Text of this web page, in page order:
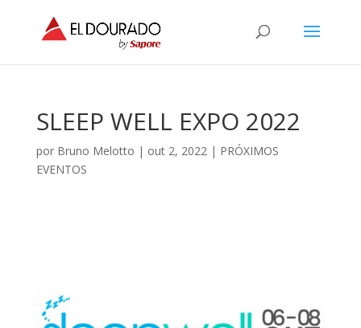
SLEEP WELL EXPO 2022
por Bruno Melotto | out 2, 2022| PRÓXIMOS
EVENTOS